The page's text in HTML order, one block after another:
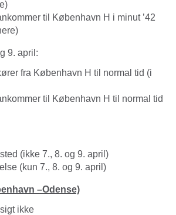
til København H i minut ’42
9. april:
fra København H til normal tid (i
til København H til normal tid
(ikke 7., 8. og 9. april)
(kun 7., 8. og 9. april)
–Odense)
ikke